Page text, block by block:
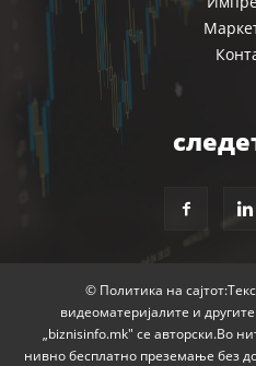
© Политика на
видеоматеријалите и
„biznisinfo.mk" се авторски.Во
нивно бесплатно преземање без